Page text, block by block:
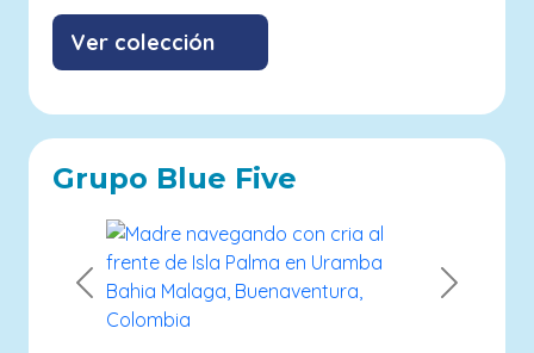
Ver colección
Grupo Blue Five
Previous Next